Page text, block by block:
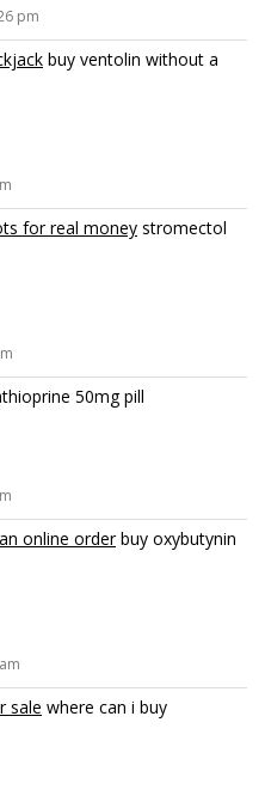
pm
buy ventolin without a
for real money stromectol
50mg pill
online orderbuy oxybutynin
sale where can i buy